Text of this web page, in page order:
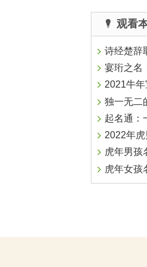
观看
诗经楚辞
宴珩之名
2021牛
独一无二的
起名通：一
2022年
虎年男孩
虎年女孩